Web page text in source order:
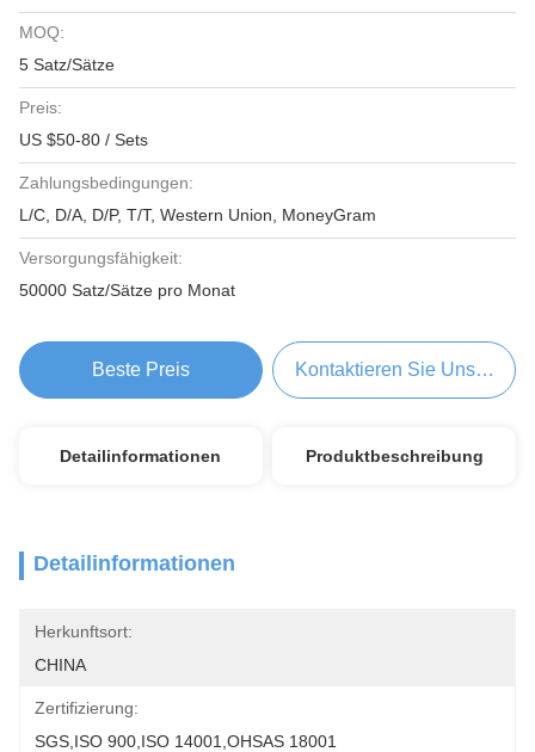
MOQ:
5 Satz/Sätze
Preis:
US $50-80 / Sets
Zahlungsbedingungen:
L/C, D/A, D/P, T/T, Western Union, MoneyGram
Versorgungsfähigkeit:
50000 Satz/Sätze pro Monat
Beste Preis Kontaktieren Sie Uns Jetzt
Detailinformationen Produktbeschreibung
Detailinformationen
Herkunftsort:
CHINA
Zertifizierung:
SGS,ISO 900,ISO 14001,OHSAS 18001